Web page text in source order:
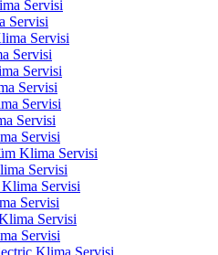
Servisi
Servisi
Servisi
Servisi
Servisi
Servisi
Servisi
Servisi
Servisi
Klima Servisi
Servisi
Servisi
Servisi
Servisi
Servisi
Klima Servisi